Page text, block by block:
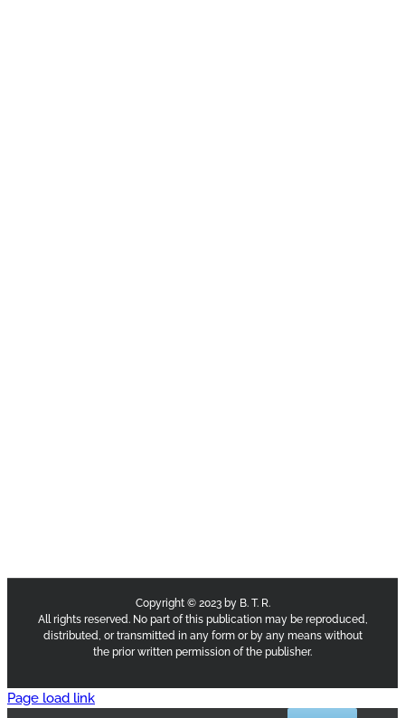
Copyright © 2023 by B. T. R.
All rights reserved. No part of this publication may be reproduced,
distributed, or transmitted in any form or by any means without
the prior written permission of the publisher.
Page load link